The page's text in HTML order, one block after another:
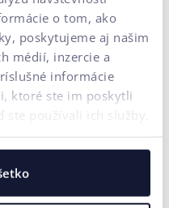
o tom, ako
poskytujeme aj našim
médií, inzercie a
informácie
ktoré ste im poskytli
ste používali ich služby.
pomeru
Budovanie značky